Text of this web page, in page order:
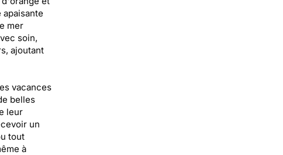
mer
soin,
ajoutant
vacances
belles
leur
un
tout
à